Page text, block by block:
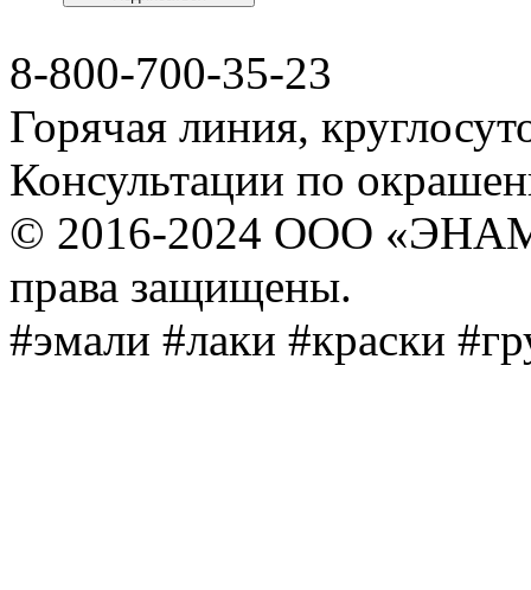
8-800-700-35-23
Горячая линия,
Консультации по
© 2016-2024 ООО
права защищены.
#эмали #лаки #краски